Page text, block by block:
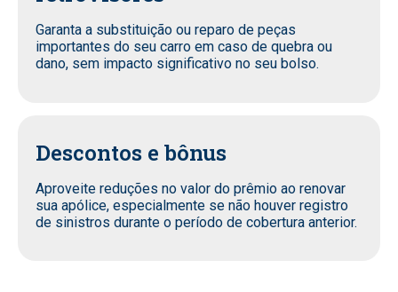
Garanta a substituição ou reparo de peças
importantes do seu carro em caso de quebra ou
dano, sem impacto significativo no seu bolso.
Descontos e bônus
Aproveite reduções no valor do prêmio ao renovar
sua apólice, especialmente se não houver registro
de sinistros durante o período de cobertura anterior.